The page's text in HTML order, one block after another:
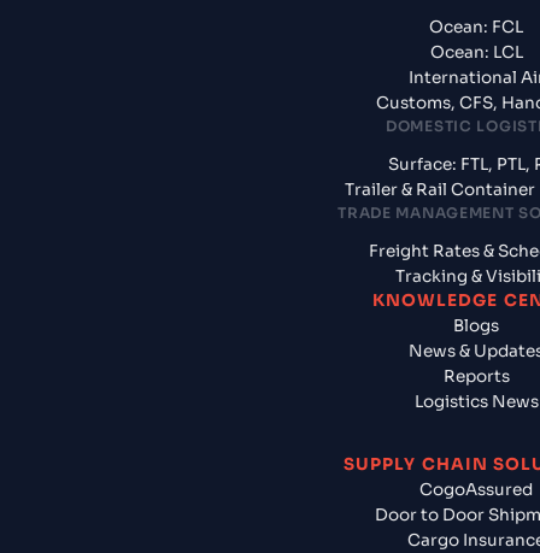
Ocean: FCL
Ocean: LCL
International
Customs, CFS,
DOMESTIC
Surface: FTL, PTL,
Trailer & Rail Container
TRADE MANAGEMENT
Freight Rates &
Tracking &
KNOWLEDGE
Blogs
News &
Reports
Logistics News
SUPPLY CHAIN
CogoAssured
Door to Door
Cargo